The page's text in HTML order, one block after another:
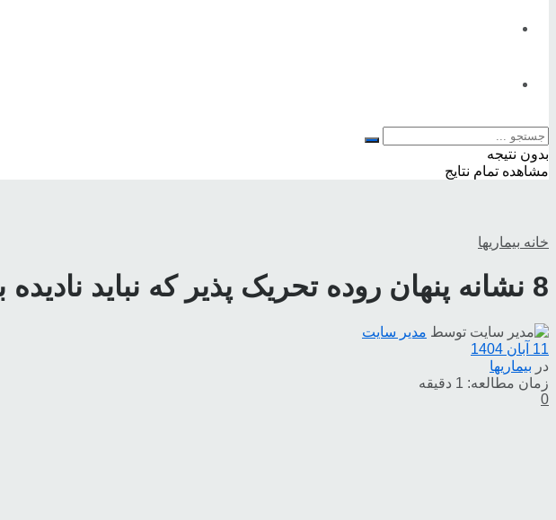
مطالب شاخص
بدون نتیجه
مشاهده تمام نتایج
خانه بیماریها
8 نشانه پنهان روده تحریک پذیر که نباید نادیده بگیرید
توسط مدیر سایت
11 آبان 1404
در بیماریها
زمان مطالعه: 1 دقیقه
0